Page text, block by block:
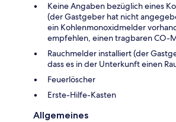
Keine Angaben bezüglich eines
(der Gastgeber hat nicht
ein Kohlenmonoxidmelder
empfehlen, einen tragbaren CO-
Rauchmelder installiert (der
dass es in der Unterkunft einen
Feuerlöscher
Ers­te-Hil­fe-Kas­ten
Allgemeines